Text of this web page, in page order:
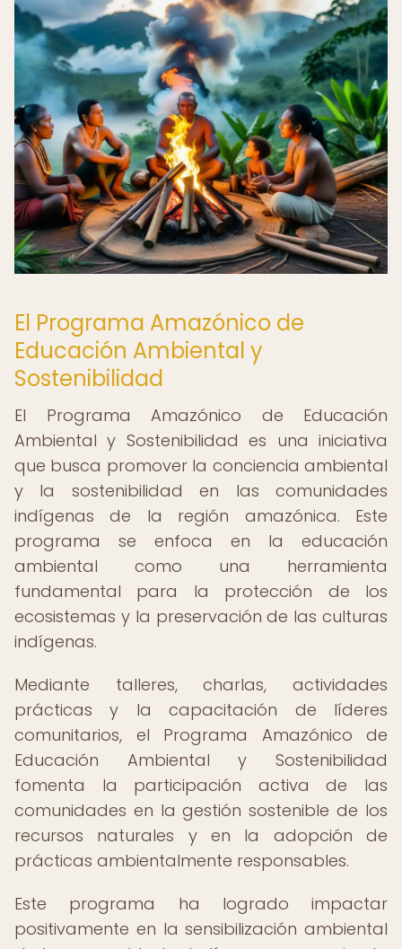
El Programa Amazónico de
Educación Ambiental y
Sostenibilidad
El Programa Amazónico de Educación
Ambiental y Sostenibilidad es una iniciativa
que busca promover la conciencia ambiental
y la sostenibilidad en las comunidades
indígenas de la región amazónica. Este
programa se enfoca en la educación
ambiental como una herramienta
fundamental para la protección de los
ecosistemas y la preservación de las culturas
indígenas.
Mediante talleres, charlas, actividades
prácticas y la capacitación de líderes
comunitarios, el Programa Amazónico de
Educación Ambiental y Sostenibilidad
fomenta la participación activa de las
comunidades en la gestión sostenible de los
recursos naturales y en la adopción de
prácticas ambientalmente responsables.
Este programa ha logrado impactar
positivamente en la sensibilización ambiental